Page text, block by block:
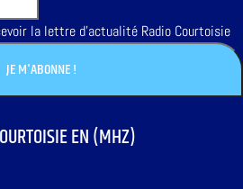
la lettre d'actualité Radio Courtoisie
EN (MHZ)